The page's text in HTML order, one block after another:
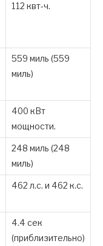
112 квт-ч.
559 миль (559
миль)
400 кВт
мощности.
248 миль (248
миль)
462 л.с. и 462 к.с.
4.4 сек
(приблизительно)